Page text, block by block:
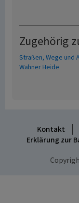
Zugehörig
Straßen, Wege und
Wahner Heide
Kontakt
Erklärung zur